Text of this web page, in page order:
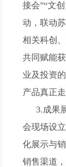
接会”“文
动，联动
相关科创
共同赋能
业及投资
产品真正
3.成果
会现场设
化展示与
销售渠道